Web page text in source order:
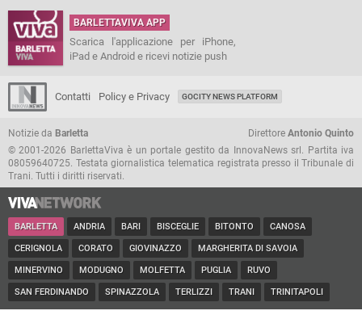
BARLETTAVIVA APP
Scarica l'applicazione per iPhone,
iPad e Android e ricevi notizie push
Contatti Policy e Privacy GOCITY NEWS PLATFORM
Notizie da Barletta Direttore Antonio Quinto
© 2001-2026 BarlettaViva è un portale gestito da InnovaNews srl. Partita iva
08059640725. Testata giornalistica telematica registrata presso il Tribunale di
Trani. Tutti i diritti riservati.
BARLETTA ANDRIA BARI BISCEGLIE BITONTO CANOSA
CERIGNOLA CORATO GIOVINAZZO MARGHERITA DI SAVOIA
MINERVINO MODUGNO MOLFETTA PUGLIA RUVO
SAN FERDINANDO SPINAZZOLA TERLIZZI TRANI TRINITAPOLI